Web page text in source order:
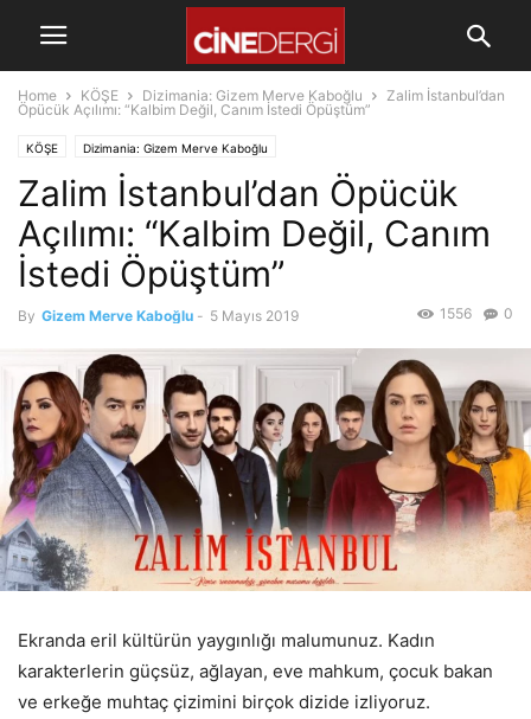
Home KÖŞE Dizimania: Gizem Merve Kaboğlu
Zalim İstanbul’dan
Öpücük Açılımı: “Kalbim Değil, Canım İstedi Öpüştüm”
KÖŞE Dizimania: Gizem Merve Kaboğlu
Zalim İstanbul’dan Öpücük
Açılımı: “Kalbim Değil, Canım
İstedi Öpüştüm”
By Gizem Merve Kaboğlu - 5 Mayıs 2019 0
1556
Ekranda eril kültürün yaygınlığı malumunuz. Kadın
karakterlerin güçsüz, ağlayan, eve mahkum, çocuk bakan
ve erkeğe muhtaç çizimini birçok dizide izliyoruz.